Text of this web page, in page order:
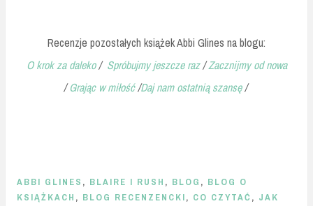
Recenzje pozostałych książek Abbi Glines na blogu:
O krok za daleko/ Spróbujmy jeszcze raz/Zacznijmy od nowa
/Grając w miłość/Daj nam ostatnią szansę/
ABBI GLINES , BLAIRE I RUSH , BLOG , BLOG O
KSIĄŻKACH , BLOG RECENZENCKI, CO CZYTAĆ , JAK